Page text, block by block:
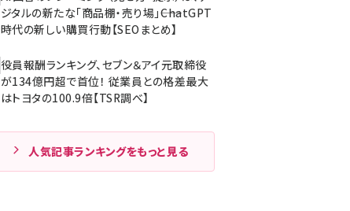
ジタルの新たな「商品棚・売り場」――ChatGPT
時代の新しい購買行動【SEOまとめ】
役員報酬ランキング、セブン＆アイ元取締役
が134億円超で首位！ 従業員との格差最大
はトヨタの100.9倍【TSR調べ】
人気記事ランキングをもっと見る